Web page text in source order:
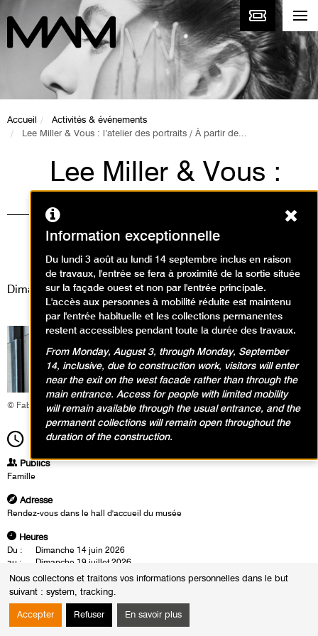
Nous collectons et traitons vos informations personnelles dans le but
suivant : system, tracking.
Accepter Refuser En savoir plus
Accueil
Activités & événements
Lee Miller & Vous : l’atelier des portraits / À partir de...
Lee Miller & Vous :
l’atelier des portraits
/ À partir de 3 ans
Animations / Créer en famille
Dimanche 14 juin 2026
© Fabrice Gaboriau
14h00Durée1h30
Publics
Famille
Adresse
Rendez-vous dans le hall d'accueil du musée
Heures
Du :
Dimanche 14 juin 2026
au :
Dimanche 19 juillet 2026
Le :
Dimanche 14 juin 2026 de 14h00 à 15h30
Dimanche 14 juin 2026 de 15h30 à 17h00
Dimanche 19 juillet 2026 de 14h00 à 15h30
Dimanche 19 juillet 2026 de 15h30 à 17h00
Information exceptionnelle
Du lundi 3 août au lundi 14 septembre inclus en raison
de travaux, l'entrée se fera à proximité de la sortie située
sur la façade ouest et non par l'entrée principale.
L'accès aux personnes à mobilité réduite est maintenu
par l'entrée habituelle et les collections permanentes
restent accessibles pendant toute la durée des travaux.
From Monday, August 3, through Monday, September
14, inclusive, due to construction work, visitors will enter
near the exit on the west facade rather than through the
main entrance. Access for people with limited mobility
will remain available through the usual entrance, and the
permanent collections will remain open throughout the
duration of the construction.